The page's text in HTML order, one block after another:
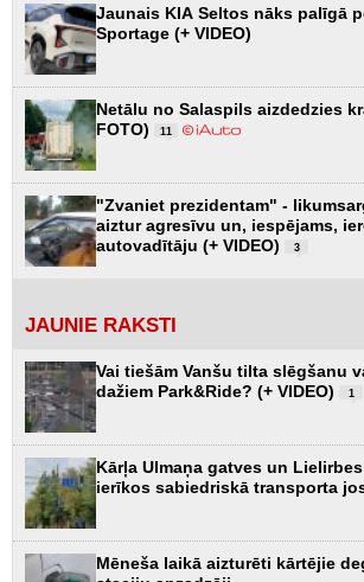
Jaunais KIA Seltos nāks palīgā
Sportage (+ VIDEO)
Netālu no Salaspils aizdedzies
FOTO)
11
"Zvaniet prezidentam" -
aiztur agresīvu un, iespējams,
autovadītāju (+ VIDEO)
3
JAUNIE RAKSTI
Vai tiešām Vanšu tilta slēgšanu
dažiem Park&Ride? (+ VIDEO)
1
Kārļa Ulmaņa gatves un
ierīkos sabiedriskā transporta
Mēneša laikā aizturēti kārtējie